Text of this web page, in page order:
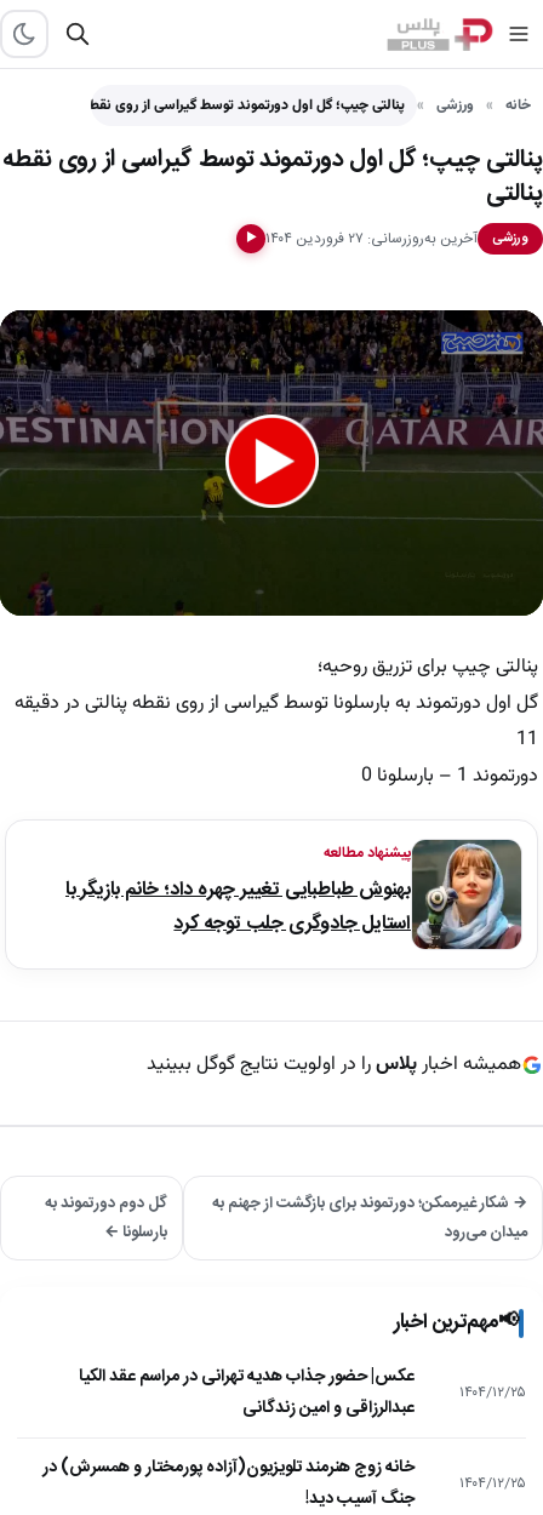
خانه ورزشی پنالتی چیپ؛ گل اول دورتموند توسط گیراسی از روی نقطه…
پنالتی چیپ؛ گل اول دورتموند توسط گیراسی از روی نقطه
پنالتی
ورزشی آخرین به‌روزرسانی: ۲۷ فروردین ۱۴۰۴ ▶
minute,
پنالتی چیپ برای تزریق روحیه؛
گل اول دورتموند به بارسلونا توسط گیراسی از روی نقطه پنالتی در دقیقه
11
دورتموند 1 – بارسلونا 0
پیشنهاد مطالعه
بهنوش طباطبایی تغییر چهره داد؛ خانم بازیگر با
استایل جادوگری جلب توجه کرد
همیشه اخبارپلاسرا در اولویت نتایج گوگل ببینید
→ شکار غیرممکن؛ دورتموند برای بازگشت از جهنم به
میدان می‌رود
گل دوم دورتموند به
بارسلونا ←
📢مهم‌ترین اخبار
۱۴۰۴/۱۲/۲۵
عکس| حضور جذاب هدیه تهرانی در مراسم عقد الکیا
عبدالرزاقی و امین زندگانی
۱۴۰۴/۱۲/۲۵
خانه زوج هنرمند تلویزیون(آزاده پورمختار و همسرش) در
جنگ آسیب دید!